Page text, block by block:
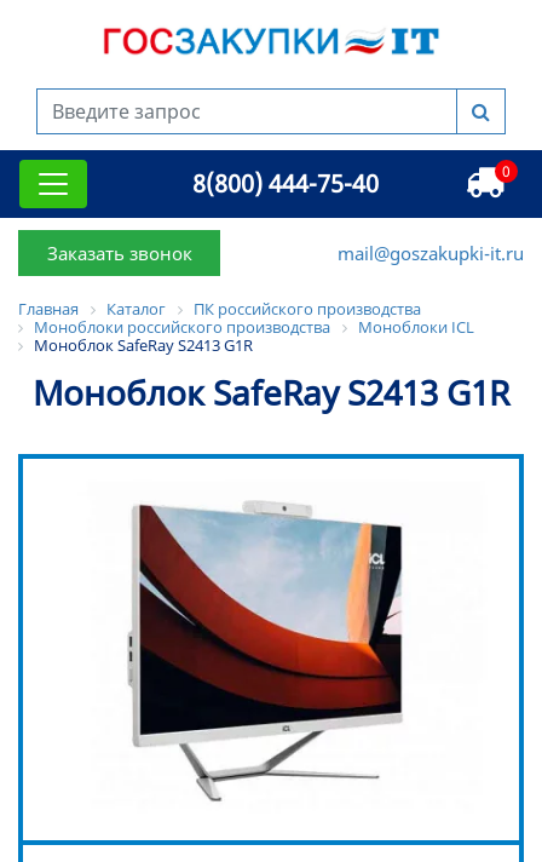
8(800) 444-75-40 0
Заказать звонок mail@goszakupki-it.ru
Главная Каталог
ПК российского производства
Моноблоки российского производства
Моноблоки ICL
Моноблок SafeRay S2413 G1R
Моноблок SafeRay S2413 G1R